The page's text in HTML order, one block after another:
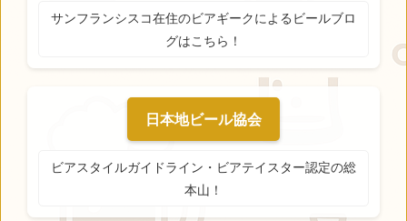
サンフランシスコ在住のビアギークによるビールブロ
グはこちら！
日本地ビール協会
ビアスタイルガイドライン・ビアテイスター認定の総
本山！